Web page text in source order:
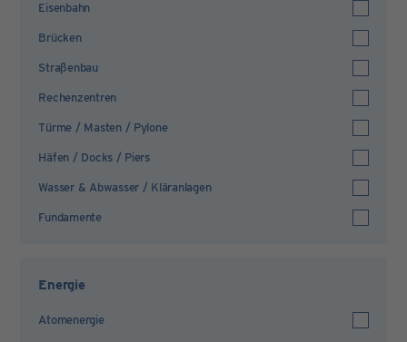
Eisenbahn
Brücken
Straßenbau
Rechenzentren
Türme / Masten / Pylone
Häfen / Docks / Piers
Wasser & Abwasser / Kläranlagen
Fundamente
Energie
Atomenergie